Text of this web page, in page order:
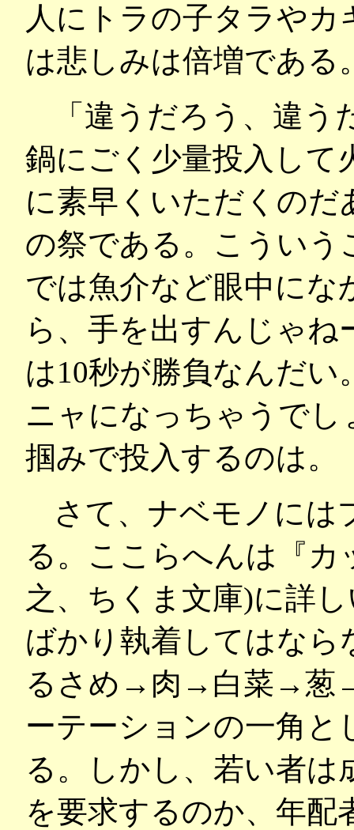
人にトラの子タラや
は悲しみは倍増である
「違うだろう、違う
鍋にごく少量投入して
に素早くいただくの
の祭である。こういう
では魚介など眼中に
ら、手を出すんじゃ
は10秒が勝負なんだ
ニャになっちゃうで
掴みで投入するのは。
さて、ナベモノには
る。ここらへんは『
之、ちくま文庫)に詳
ばかり執着してはな
るさめ→肉→白菜→葱
ーテーションの一角
る。しかし、若い者
を要求するのか、年配